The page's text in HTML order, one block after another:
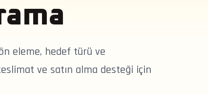
eleme, hedef türü ve
ve satın alma desteği için